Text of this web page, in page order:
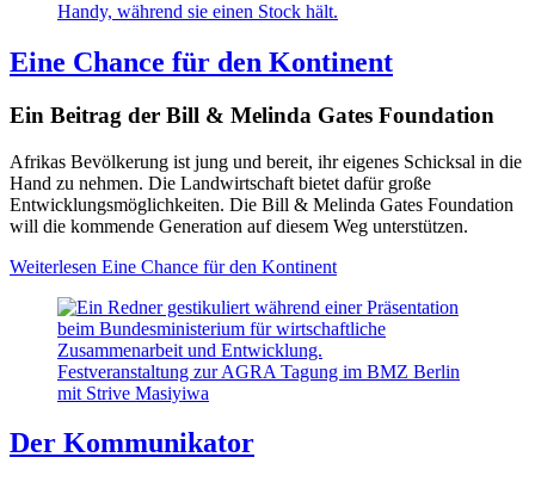
Eine Chance für den Kontinent
Ein Beitrag der Bill & Melinda Gates Foundation
Afrikas Bevölkerung ist jung und bereit, ihr eigenes Schicksal in die
Hand zu nehmen. Die Landwirtschaft bietet dafür große
Entwicklungsmöglichkeiten. Die Bill & Melinda Gates Foundation
will die kommende Generation auf diesem Weg unterstützen.
Weiterlesen Eine Chance für den Kontinent
Festveranstaltung zur AGRA Tagung im BMZ Berlin
mit Strive Masiyiwa
Der Kommunikator